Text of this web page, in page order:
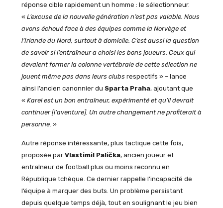
réponse cible rapidement un homme : le sélectionneur.
« L’excuse de la nouvelle génération n’est pas valable. Nous
avons échoué face à des équipes comme la Norvège et
l’Irlande du Nord, surtout à domicile. C’est aussi la question
de savoir si l’entraîneur a choisi les bons joueurs. Ceux qui
devaient former la colonne vertébrale de cette sélection ne
jouent même pas dans leurs clubsrespectifs »– lance
ainsi l’ancien canonnier du Sparta Praha, ajoutant que
« Karel est un bon entraîneur, expérimenté et qu’il devrait
continuer [l’aventure]. Un autre changement ne profiterait à
personne. »
Autre réponse intéressante, plus tactique cette fois,
proposée par Vlastimil Palička, ancien joueur et
entraîneur de football plus ou moins reconnu en
République tchèque. Ce dernier rappelle l’incapacité de
l’équipe à marquer des buts. Un problème persistant
depuis quelque temps déjà, tout en soulignant le jeu bien